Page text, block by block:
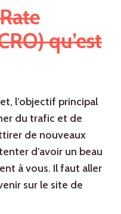
qu’est
l’objectif principal
du trafic et de
de nouveaux
d’avoir un beau
à vous. Il faut aller
sur le site de